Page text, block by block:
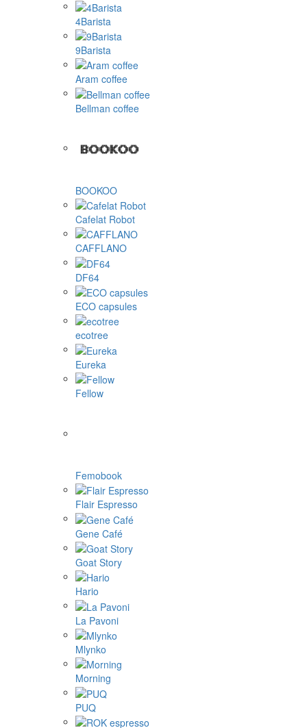
4Barista
9Barista
Aram coffee
Bellman coffee
BOOKOO
Cafelat Robot
CAFFLANO
DF64
ECO capsules
ecotree
Eureka
Fellow
Femobook
Flair Espresso
Gene Café
Goat Story
Hario
La Pavoni
Mlynko
Morning
PUQ